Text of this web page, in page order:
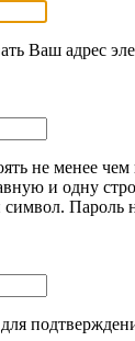
Ваш адрес
не менее
и одну
Пароль